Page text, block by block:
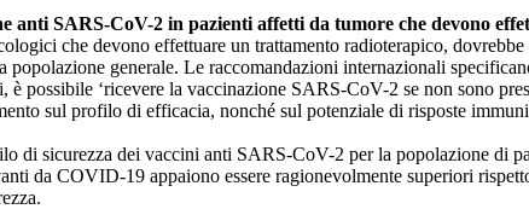
anti SARS-CoV-2 in pazienti affetti da tumore che devono
che devono effettuare un trattamento radioterapico,
generale. Le raccomandazioni internazionali
possibile ‘ricevere la vaccinazione SARS-CoV-2 se non sono
sul profilo di efficacia, nonché sul potenziale di risposte
di sicurezza dei vaccini anti SARS-CoV-2 per la popolazione di
da COVID-19 appaiono essere ragionevolmente superiori